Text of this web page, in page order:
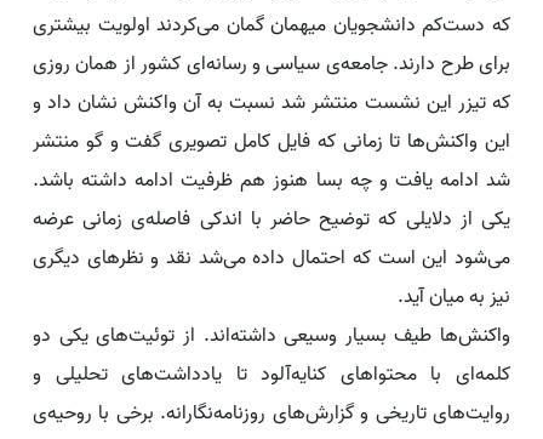
که دست‌کم دانشجویان میهمان گمان می‌کردند اولویت بیشتری
برای طرح دارند. جامعه‌ی سیاسی و رسانه‌ای کشور از همان روزی
که تیزر این نشست منتشر شد نسبت به آن واکنش نشان داد و
این واکنش‌ها تا زمانی که فایل کامل تصویری گفت و گو منتشر
شد ادامه یافت و چه بسا هنوز هم ظرفیت ادامه داشته باشد.
یکی از دلایلی که توضیح حاضر با اندکی فاصله‌ی زمانی عرضه
می‌شود این است که احتمال داده می‌شد نقد و نظرهای دیگری
نیز به میان آید.
واکنش‌ها طیف بسیار وسیعی داشته‌اند. از توئیت‌های یکی دو
کلمه‌ای با محتواهای کنایه‌آلود تا یادداشت‌های تحلیلی و
روایت‌های تاریخی و گزارش‌های روزنامه‌نگارانه. برخی با روحیه‌ی